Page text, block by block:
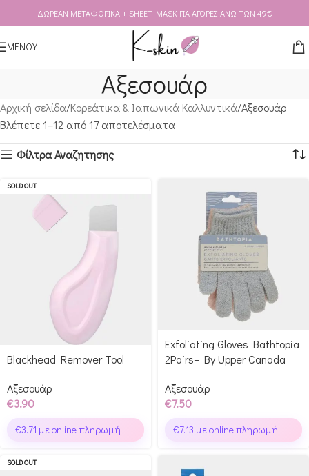
Skip to navigation
Skip to main content
ΔΩΡΕΑΝ ΜΕΤΑΦΟΡΙΚΑ + SHEET MASK ΓΙΑ ΑΓΟΡΕΣ ΑΝΩ ΤΩΝ 49€
ΜΕΝΟΥ
Αξεσουάρ
Αρχική σελίδα Κορεάτικα & Ιαπωνικά Καλλυντικά Αξεσουάρ
Βλέπετε 1–12 από 17 αποτελέσματα
Φίλτρα Αναζητησης
SOLD OUT
Blackhead Remover Tool
Αξεσουάρ
€3.90
€3.71 με online πληρωμή
Exfoliating Gloves Bathtopia
2Pairs– By Upper Canada
Αξεσουάρ
€7.50
€7.13 με online πληρωμή
SOLD OUT